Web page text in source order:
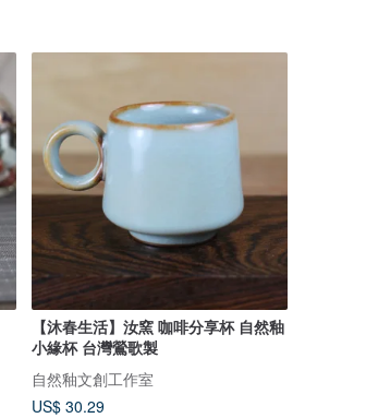
【沐春生活】汝窯 咖啡分享杯 自然釉
小緣杯 台灣鶯歌製
自然釉文創工作室
US$ 30.29